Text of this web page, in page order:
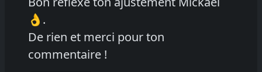
👌.
De rien et merci pour ton
commentaire !